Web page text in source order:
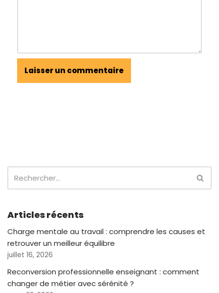
Articles récents
Charge mentale au travail : comprendre les causes et
retrouver un meilleur équilibre
juillet 16, 2026
Reconversion professionnelle enseignant : comment
changer de métier avec sérénité ?